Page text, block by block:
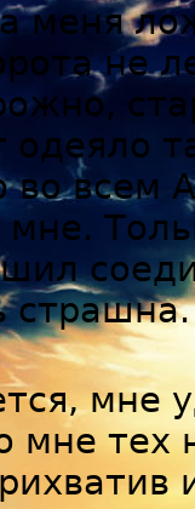
меня
не
одеяло
во всем
мне.
мне
мне